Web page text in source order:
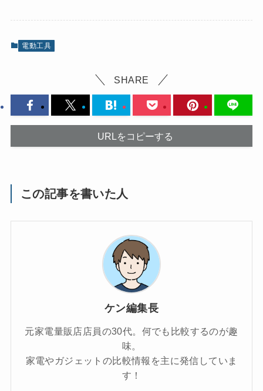
電動工具
SHARE
URLをコピーする
この記事を書いた人
ケン編集長
元家電量販店店員の30代。何でも比較するのが趣
味。
家電やガジェットの比較情報を主に発信していま
す！